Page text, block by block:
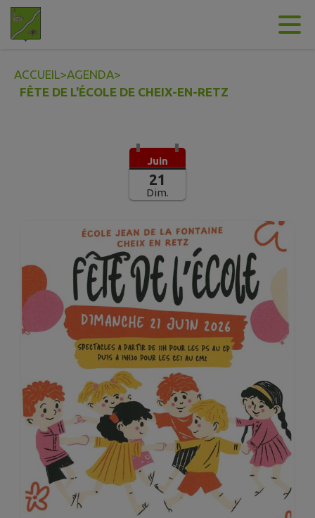
Contenu
ACCUEIL>AGENDA>
FÊTE DE L'ÉCOLE DE CHEIX-EN-RETZ
Juin
21
Dim.